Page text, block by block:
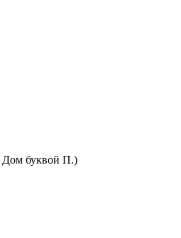
Дом буквой П.)